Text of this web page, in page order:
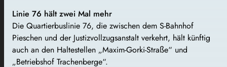
Linie 76 hält zwei Mal mehr
Die Quartierbuslinie 76, die zwischen dem S-Bahnhof
Pieschen und der Justizvollzugsanstalt verkehrt, hält künftig
auch an den Haltestellen „Maxim-Gorki-Straße“ und
„Betriebshof Trachenberge“.